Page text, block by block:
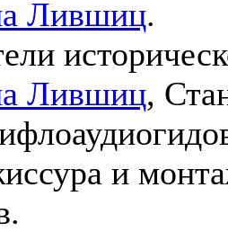
Лившиц.
Лившиц,
и